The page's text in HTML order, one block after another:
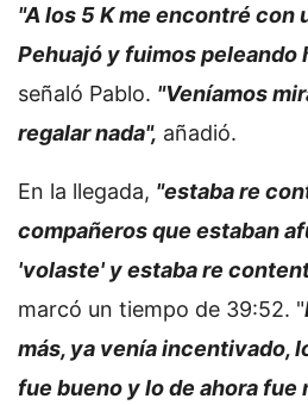
"A los 5 K me encontré con
Pehuajó y fuimos peleando
señaló Pablo. "Veníamos
regalar nada", añadió.
En la llegada, "estaba re
compañeros que estaban
'volaste' y estaba re
marcó un tiempo de 39:52. "
más, ya venía incentivado,
fue bueno y lo de ahora fue